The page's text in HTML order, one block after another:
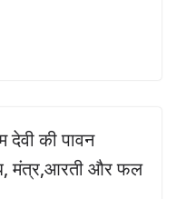
देवी की पावन
मंत्र,आरती और फल